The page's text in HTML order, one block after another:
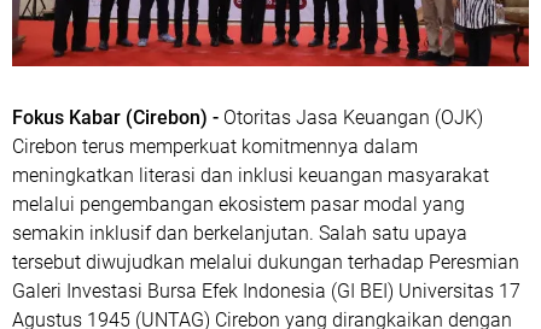
Fokus Kabar (Cirebon) - Otoritas Jasa Keuangan (OJK)
Cirebon terus memperkuat komitmennya dalam
meningkatkan literasi dan inklusi keuangan masyarakat
melalui pengembangan ekosistem pasar modal yang
semakin inklusif dan berkelanjutan. Salah satu upaya
tersebut diwujudkan melalui dukungan terhadap Peresmian
Galeri Investasi Bursa Efek Indonesia (GI BEI) Universitas 17
Agustus 1945 (UNTAG) Cirebon yang dirangkaikan dengan